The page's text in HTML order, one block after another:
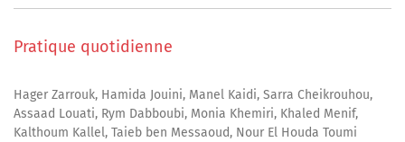
Pratique quotidienne
Hager Zarrouk, Hamida Jouini, Manel Kaidi, Sarra Cheikrouhou,
Assaad Louati, Rym Dabboubi, Monia Khemiri, Khaled Menif,
Kalthoum Kallel, Taieb ben Messaoud, Nour El Houda Toumi